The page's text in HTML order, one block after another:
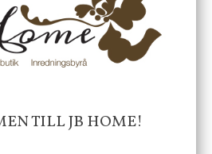
mellan 10.00 - 15.00
TILL JB HOME!